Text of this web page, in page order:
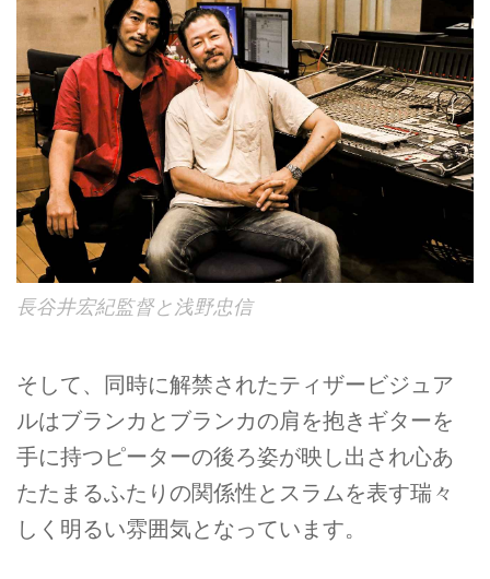
長谷井宏紀監督と浅野忠信
そして、同時に解禁されたティザービジュア
ルはブランカとブランカの肩を抱きギターを
手に持つピーターの後ろ姿が映し出され心あ
たたまるふたりの関係性とスラムを表す瑞々
しく明るい雰囲気となっています。